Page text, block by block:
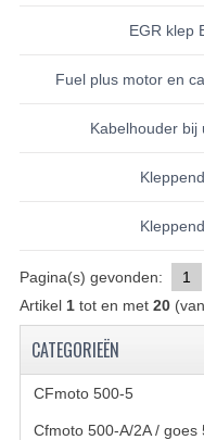
EGR klep
Fuel plus motor en
Kabelhouder bij
Pagina(s) gevonden: 1
Artikel 1tot en met 20(van
CATEGORIEËN
CFmoto 500-5(5)
Cfmoto 500-A/2A / goes